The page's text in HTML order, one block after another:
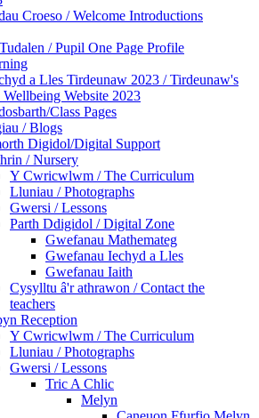
Croeso / Welcome Introductions
/ Pupil One Page Profile
a Lles Tirdeunaw 2023 / Tirdeunaw's
Website 2023
Class Pages
/ Blogs
Digidol/Digital Support
/ Nursery
Y Cwricwlwm / The Curriculum
Lluniau / Photographs
Gwersi / Lessons
Parth Ddigidol / Digital Zone
Gwefanau Mathemateg
Gwefanau Iechyd a Lles
Gwefanau Iaith
Cysylltu â'r athrawon / Contact the
teachers
Reception
Y Cwricwlwm / The Curriculum
Lluniau / Photographs
Gwersi / Lessons
Tric A Chlic
Melyn